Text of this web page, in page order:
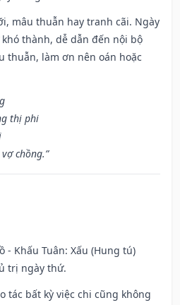
mâu thuẫn hay tranh cãi. Ngày
thành, dễ dẫn đến nội bộ
thuẫn, làm ơn nên oán hoặc
thị phi
chồng.”
- Khấu Tuân: Xấu (Hung tú)
trị ngày thứ.
tác bất kỳ việc chi cũng không